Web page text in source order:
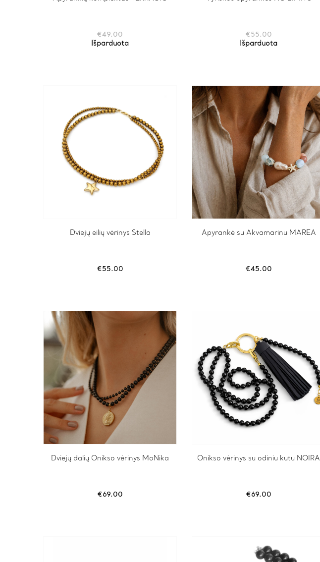
€49.00
Išparduota
€ 55.00
Išparduota
Dviejų eilių vėrinys Stella
€55.00
Apyrankė su Akvamarinu MAREA
€45.00
Dviejų dalių Onikso vėrinys MoNika
€69.00
Onikso vėrinys su odiniu kutu NOIRA
€69.00